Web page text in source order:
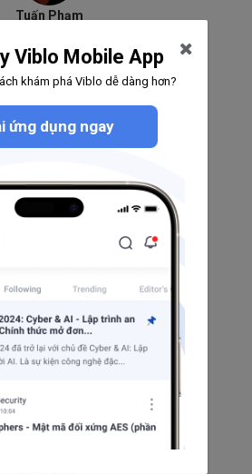
Tuấn Phạm
Theo dõi
125 2 11
Theo dõi
Deki
0 0 0
Viblo Mobile App
khám phá Viblo dễ dàng hơn?
ứng dụng ngay